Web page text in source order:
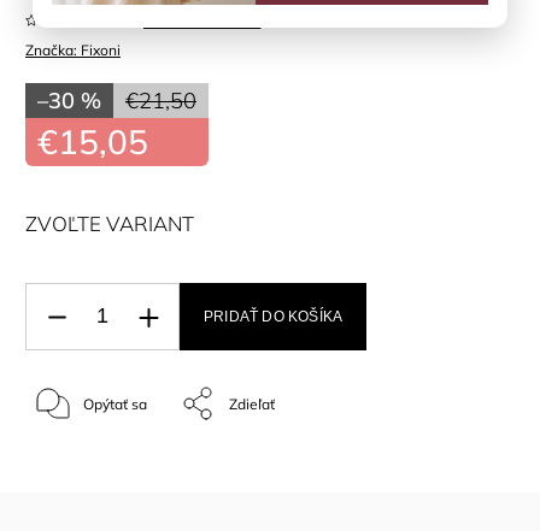
Značka: Fixoni
€21,50
–30 %
€15,05
ZVOĽTE VARIANT
PRIDAŤ DO KOŠÍKA
Opýtať sa Zdieľať